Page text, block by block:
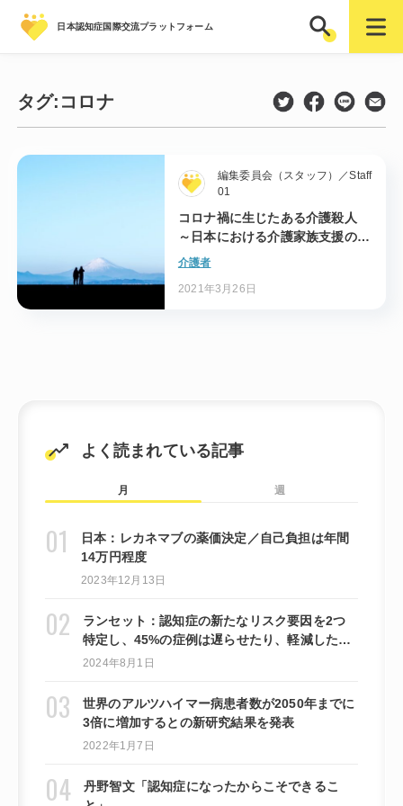
日本認知症国際交流プラットフォーム
タグ: コロナ
編集委員会（スタッフ）／Staff
01
コロナ禍に生じたある介護殺人
～日本における介護家族支援の課
題～
介護者
2021年3月26日
よく読まれている記事
月 週
日本：レカネマブの薬価決定／自己負担は年間
14万円程度
2023年12月13日
ランセット：認知症の新たなリスク要因を2つ
特定し、45%の症例は遅らせたり、軽減したり
できる可能性があると提言しています。
2024年8月1日
世界のアルツハイマー病患者数が2050年までに
3倍に増加するとの新研究結果を発表
2022年1月7日
丹野智文「認知症になったからこそできるこ